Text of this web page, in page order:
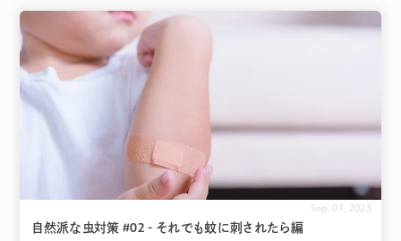
ストア store.KIJI.online へどうぞ。
Sep. 01, 2023
自然派な虫対策 #02 - それでも蚊に刺されたら編